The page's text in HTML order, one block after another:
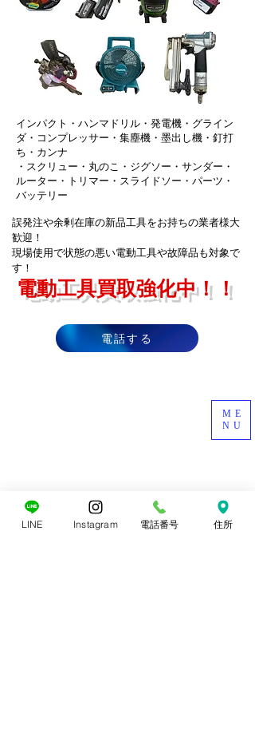
ME
NU
インパクト・ハンマドリル・発電機・グライン
ダ​・コンプレッサー・集塵機・墨出し機・釘打
ち・カンナ
・スクリュー・丸のこ・ジグソー・サンダー・
ルーター・トリマー・スライドソー・パーツ・
バッテリー
誤発注や余剰在庫の新品工具をお持ちの業者様大
歓迎！
現場使用で状態の悪い電動工具や故障品も対象で
す！
電動工具買取強化中！！
電話する
LINE Instagram 電話番号 住所